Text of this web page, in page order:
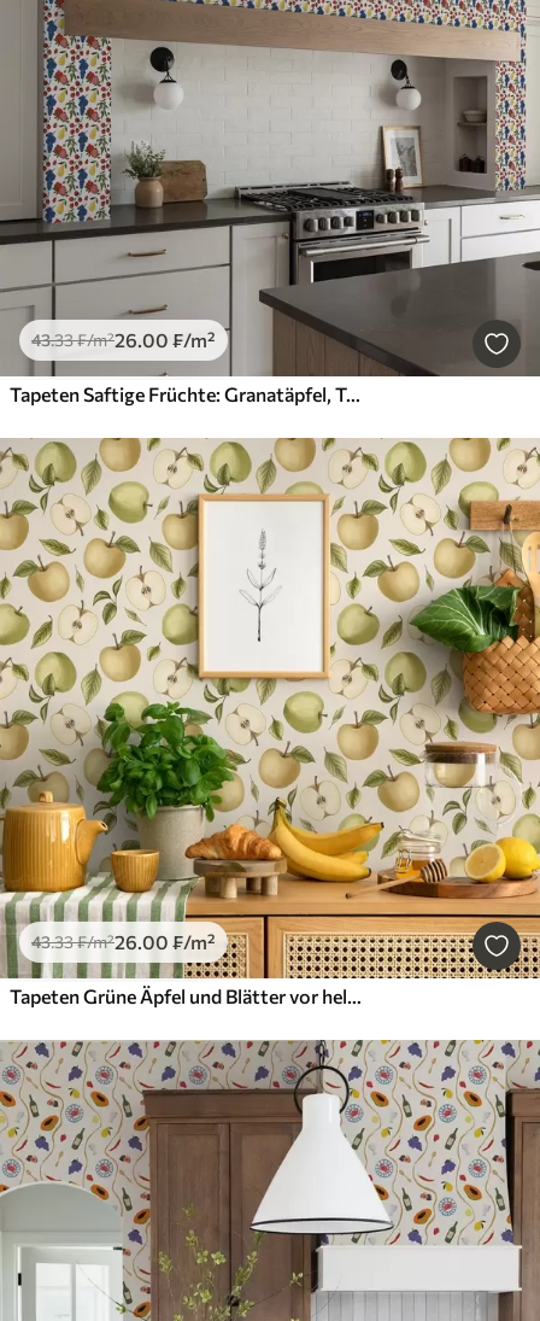
43.33₣/m²26.00 ₣/m²
Tapeten Saftige Früchte: Granatäpfel, Trauben, Birnen auf weißem Hintergrund
43.33₣/m²26.00 ₣/m²
Tapeten Grüne Äpfel und Blätter vor hellem Hintergrund